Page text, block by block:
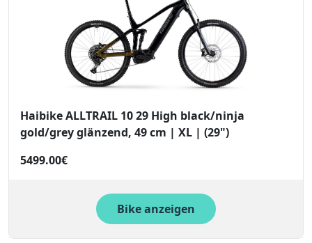
Haibike ALLTRAIL 10 29 High black/ninja
gold/grey glänzend, 49 cm | XL | (29")
5499.00€
Bike anzeigen